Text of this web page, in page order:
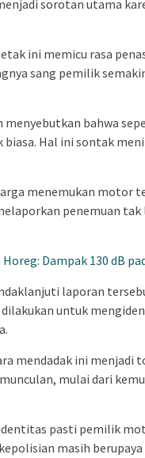
sorotan utama
ini memicu rasa
sang pemilik
bahwa
Hal ini sontak
menemukan motor
penemuan
Dampak 130 dB
laporan
dilakukan untuk
mendadak ini menjadi
mulai dari
pasti pemilik
masih